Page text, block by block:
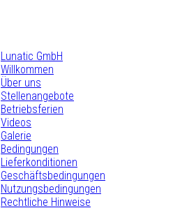
Lunatic GmbH
Willkommen
Über uns
Stellenangebote
Betriebsferien
Videos
Galerie
Bedingungen
Lieferkonditionen
Geschäftsbedingungen
Nutzungsbedingungen
Rechtliche Hinweise